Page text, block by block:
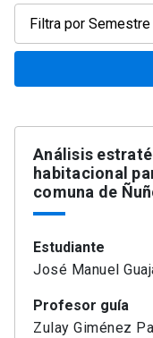
Análisis
habitacional
comuna de
Estudiante
José Manuel
Profesor guía
Zulay Giménez